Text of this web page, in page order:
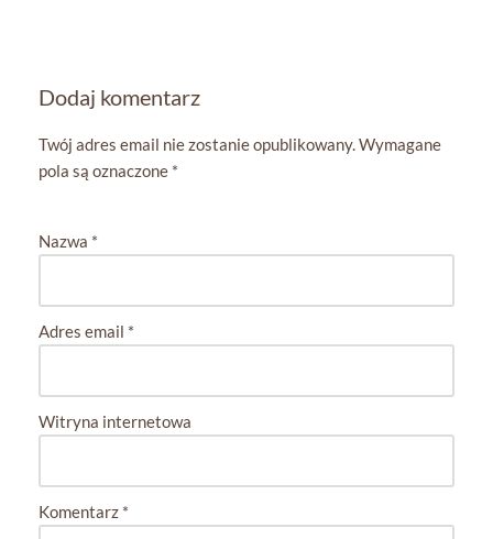
Dodaj komentarz
Twój adres email nie zostanie opublikowany. Wymagane
pola są oznaczone *
Nazwa *
Adres email *
Witryna internetowa
Komentarz *